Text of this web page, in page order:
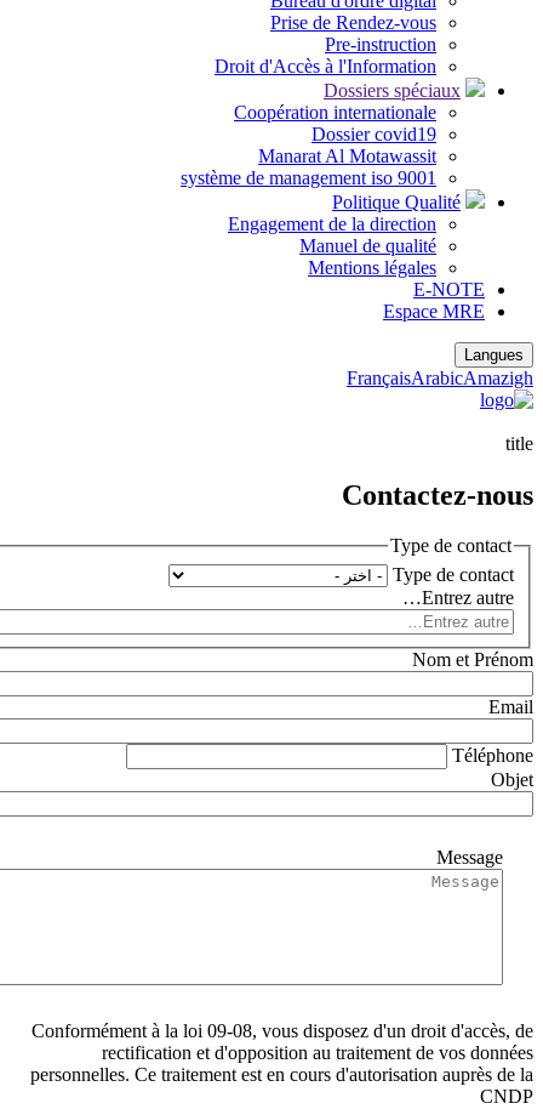
Prise de Rendez-
Pre-
Droit d'Accès à
Dossiers
Coopération
Dossier
Manarat Al
système de management iso
Politique
Engagement de la
Manuel de
Mentions
Français
Conformément à la loi 09-08, vous disposez d'un
rectification et d'opposition au traitement
personnelles. Ce traitement est en cours